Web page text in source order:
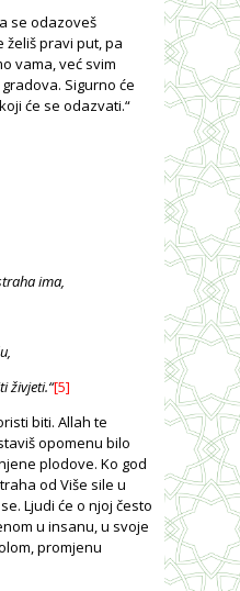
se odazoveš
pravi put, pa
vama, već svim
Sigurno će
će se odazvati.“
ima,
živjeti.“[5]
biti. Allah te
opomenu bilo
plodove. Ko god
od Više sile u
Ljudi će o njoj često
u insanu, u svoje
promjenu